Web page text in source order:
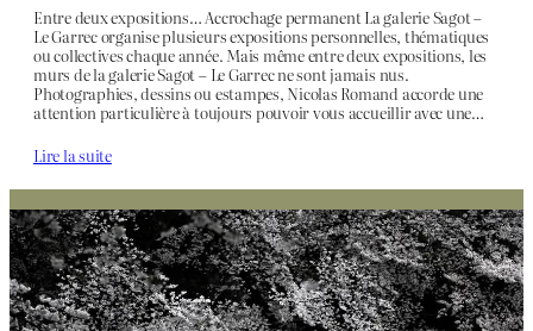
Entre deux expositions… Accrochage permanent La galerie Sagot –
Le Garrec organise plusieurs expositions personnelles, thématiques
ou collectives chaque année. Mais même entre deux expositions, les
murs de la galerie Sagot – Le Garrec ne sont jamais nus.
Photographies, dessins ou estampes, Nicolas Romand accorde une
attention particulière à toujours pouvoir vous accueillir avec une…
Lire la suite